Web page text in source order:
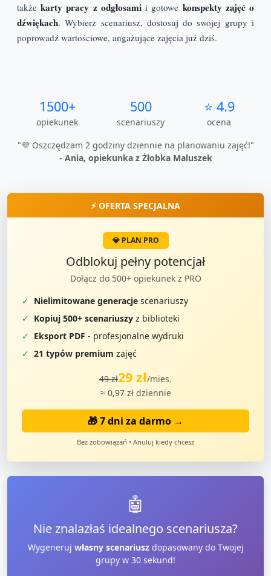
takżekarty pracy z odgłosamii gotowe konspekty zajęć o
dźwiękach. Wybierz scenariusz, dostosuj do swojej grupy i
poprowadź wartościowe, angażujące zajęcia już dziś.
1500+
opiekunek
500
scenariuszy
⭐ 4.9
ocena
"💜 Oszczędzam 2 godziny dziennie na planowaniu zajęć!"
- Ania, opiekunka z Żłobka Maluszek
⚡ OFERTA SPECJALNA
💎 PLAN PRO
Odblokuj pełny potencjał
Dołącz do 500+ opiekunek z PRO
✓ Nielimitowane generacje scenariuszy
✓ Kopiuj 500+ scenariuszy z biblioteki
✓ Eksport PDF - profesjonalne wydruki
✓ 21 typów premium zajęć
49 zł29 zł/mies.
≈ 0,97 zł dziennie
🎁 7 dni za darmo →
Bez zobowiązań • Anuluj kiedy chcesz
🤖
Nie znalazłaś idealnego scenariusza?
Wygeneruj własny scenariuszdopasowany do Twojej
grupy w 30 sekund!